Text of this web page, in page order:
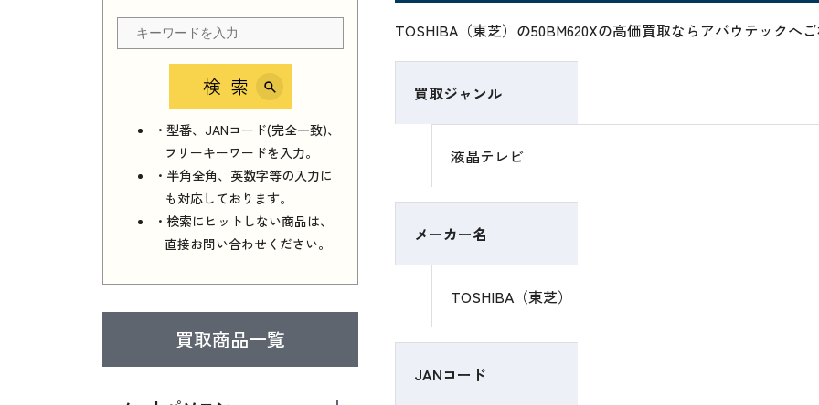
検索
・型番、JANコード(完全一致)、
フリーキーワードを入力。
・半角全角、英数字等の入力に
も対応しております。
・検索にヒットしない商品は、
直接お問い合わせください。
買取商品一覧
TOSHIBA（東芝）の50BM620Xの高価買取ならアバウテックへ
買取ジャンル
液晶テレビ
メーカー名
TOSHIBA（東芝）
JANコード